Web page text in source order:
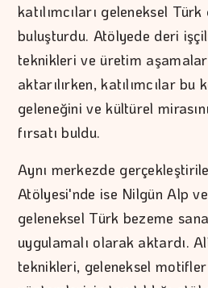
katılımcıları geleneksel
buluşturdu. Atölyede deri
teknikleri ve üretim
aktarılırken, katılımcılar bu
geleneğini ve kültürel
fırsatı buldu.
Aynı merkezde
Atölyesi'nde ise Nilgün Alp
geleneksel Türk bezeme
uygulamalı olarak aktardı.
teknikleri, geleneksel